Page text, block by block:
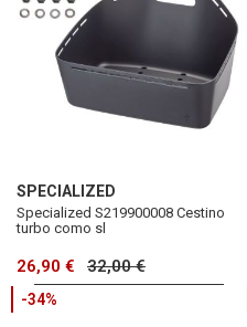
SPECIALIZED
Specialized S219900008 Cestino
turbo como sl
26,90 € 32,00 €
-34%